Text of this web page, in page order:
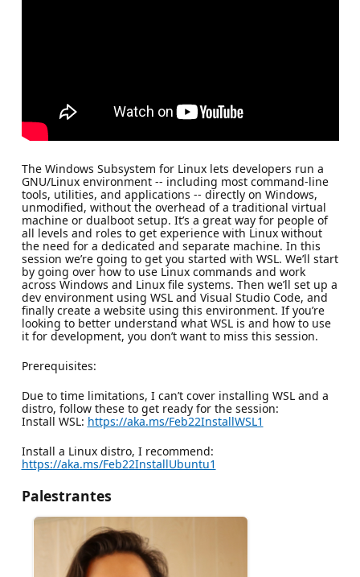
The Windows Subsystem for Linux lets developers run a
GNU/Linux environment -- including most command-line
tools, utilities, and applications -- directly on Windows,
unmodified, without the overhead of a traditional virtual
machine or dualboot setup. It’s a great way for people of
all levels and roles to get experience with Linux without
the need for a dedicated and separate machine. In this
session we’re going to get you started with WSL. We’ll start
by going over how to use Linux commands and work
across Windows and Linux file systems. Then we’ll set up a
dev environment using WSL and Visual Studio Code, and
finally create a website using this environment. If you’re
looking to better understand what WSL is and how to use
it for development, you don’t want to miss this session.
Prerequisites:
Due to time limitations, I can’t cover installing WSL and a
distro, follow these to get ready for the session:
Install WSL: https://aka.ms/Feb22InstallWSL1
Install a Linux distro, I recommend:
https://aka.ms/Feb22InstallUbuntu1
Palestrantes